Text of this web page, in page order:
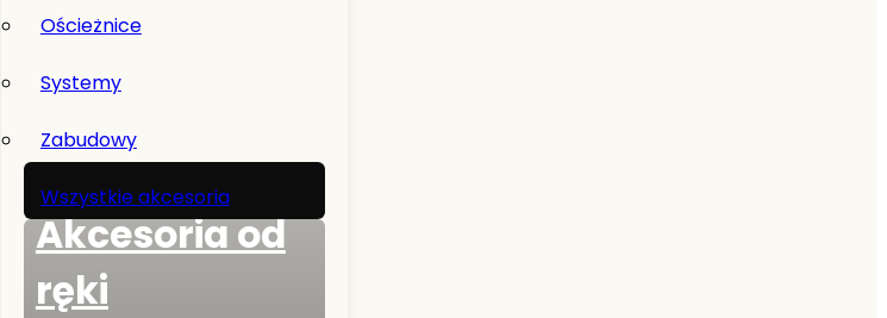
Ościeżnice
Systemy
Zabudowy
Wszystkie akcesoria
Akcesoria od
ręki